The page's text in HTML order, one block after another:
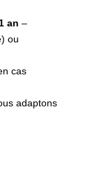
an –
ou
cas
adaptons